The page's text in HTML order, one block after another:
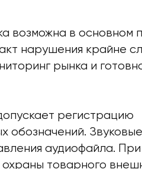
возможна в основном
нарушения крайне
рынка и
регистрацию
обозначений. Звуковые
аудиофайла.
товарного